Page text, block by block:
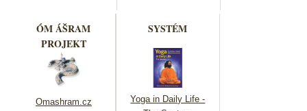
ÓM ÁŠRAM
PROJEKT
Omashram.cz
SYSTÉM
Yoga in Daily Life -